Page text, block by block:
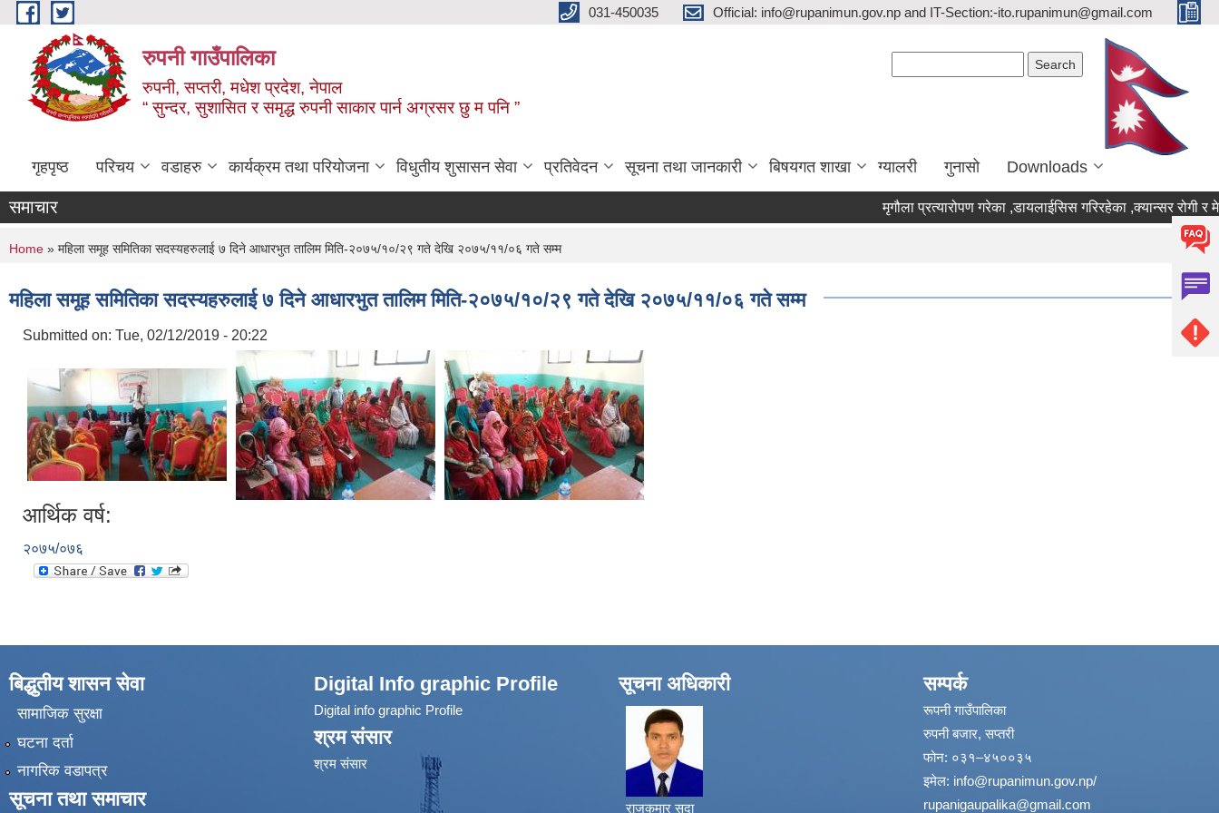
Skip to main content 031-450035 Official: info@rupanimun.gov.np and IT-Section:-ito.rupanimun@gmail.com
रुपनी गाउँपालिका
रुपनी, सप्तरी, मधेश प्रदेश, नेपाल
“ सुन्दर, सुशासित र समृद्ध रुपनी साकार पार्न अग्रसर छु म पनि ”
गृहपृष्ठ परिचय वडाहरु कार्यक्रम तथा परियोजना विधुतीय शुसासन सेवा प्रतिवेदन सूचना तथा जानकारी बिषयगत शाखा ग्यालरी गुनासो Downloads
समाचार मृगौला प्रत्यारोपण गरेका ,डायलाईसिस गरिरहेका ,क्यान्सर रोगी र
You are here
Home » महिला समूह समितिका सदस्यहरुलाई ७ दिने आधारभुत तालिम मिति-२०७५/१०/२९ गते देखि २०७५/११/०६ गते सम्म
महिला समूह समितिका सदस्यहरुलाई ७ दिने आधारभुत तालिम मिति-२०७५/१०/२९ गते देखि २०७५/११/०६ गते सम्म
Submitted on: Tue, 02/12/2019 - 20:22
आर्थिक वर्ष:
२०७५/०७६
बिद्धुतीय शासन सेवा
सामाजिक सुरक्षा
घटना दर्ता
नागरिक वडापत्र
सूचना तथा समाचार
Digital Info graphic Profile
Digital info graphic Profile
श्रम संसार
श्रम संसार
सूचना अधिकारी
राजकुमार सदा
सम्पर्क
रूपनी गाउँपालिका
रुपनी बजार, सप्तरी
फोन: ०३१–४५००३५
इमेल: info@rupanimun.gov.np/
rupanigaupalika@gmail.com